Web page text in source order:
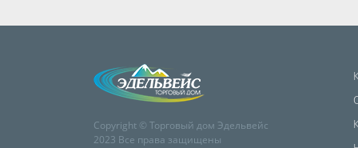
Copyright © Торговый дом Эдельвейс
2023 Все права защищены